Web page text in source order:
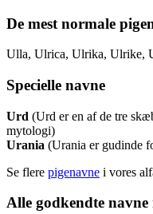
De mest normale
Ulla, Ulrica, Ulrika, Ulrike,
Specielle navne
Urd (Urd er en af de tre
mytologi)
Urania (Urania er gudinde
Se flere pigenavne i vores
Alle godkendte navne